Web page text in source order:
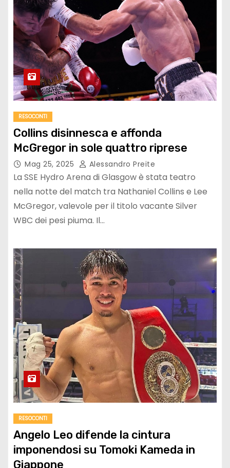
RESOCONTI
Collins disinnesca e affonda
McGregor in sole quattro riprese
Mag 25, 2025 Alessandro Preite
La SSE Hydro Arena di Glasgow è stata teatro
nella notte del match tra Nathaniel Collins e Lee
McGregor, valevole per il titolo vacante Silver
WBC dei pesi piuma. Il…
RESOCONTI
Angelo Leo difende la cintura
imponendosi su Tomoki Kameda in
Giappone